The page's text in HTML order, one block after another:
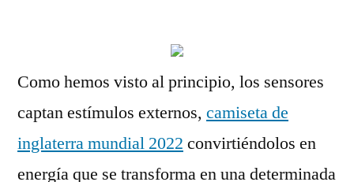
Como hemos visto al principio, los sensores
captan estímulos externos, camiseta de
inglaterra mundial 2022 convirtiéndolos en
energía que se transforma en una determinada